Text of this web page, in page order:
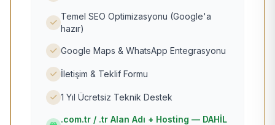
Temel SEO Optimizasyonu (Google'a
hazır)
Google Maps & WhatsApp Entegrasyonu
İletişim & Teklif Formu
1 Yıl Ücretsiz Teknik Destek
.com.tr / .tr Alan Adı + Hosting — DAHİL